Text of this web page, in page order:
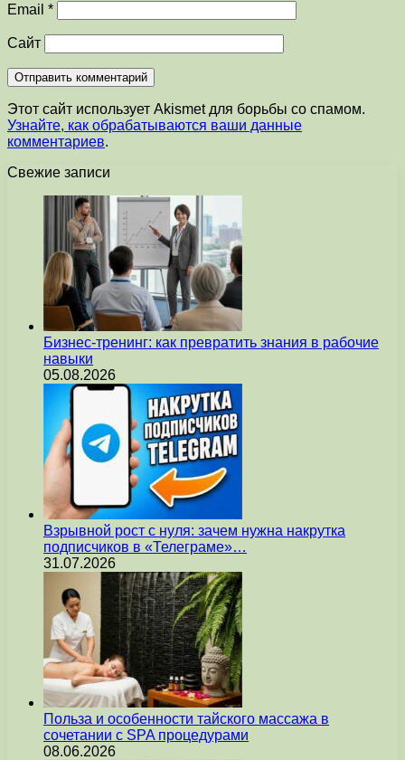
Email *
Сайт
Этот сайт использует Akismet для борьбы со спамом.
Узнайте, как обрабатываются ваши данные
комментариев.
Свежие записи
Бизнес-тренинг: как превратить знания в рабочие
навыки
05.08.2026
Взрывной рост с нуля: зачем нужна накрутка
подписчиков в «Телеграме»…
31.07.2026
Польза и особенности тайского массажа в
сочетании с SPA процедурами
08.06.2026